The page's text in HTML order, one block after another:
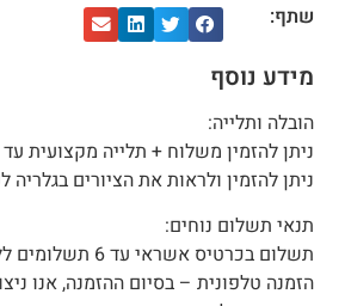
שתף:
מידע נוסף
הובלה ותלייה:
ניתן להזמין משלוח + תלייה מקצועית עד
ניתן להזמין ולראות את הציורים
תנאי תשלום נוחים:
תשלום בכרטיס אשראי עד 6 תשלומים ללא ריבית.
הזמנה טלפונית – בסיום ההזמנה, אנו